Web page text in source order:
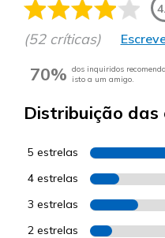
(52 críticas)
70% dos inquiridos
isto a um amigo.
Distribuição das
5 estrelas
4 estrelas
3 estrelas
2 estrelas